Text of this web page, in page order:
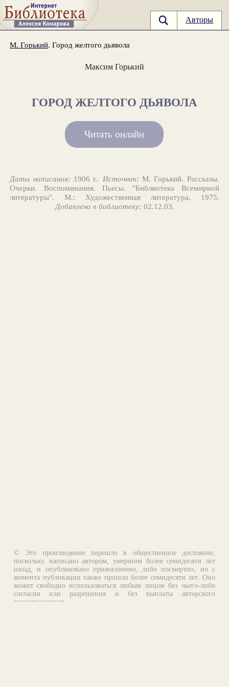
Авторы
М. Горький. Город желтого дьявола
Максим Горький
ГОРОД ЖЕЛТОГО ДЬЯВОЛА
Читать онлайн
Даты написания: 1906 г.. Источник: М. Горький. Рассказы.
Очерки. Воспоминания. Пьесы. "Библиотека Всемирной
литературы", М.: Художественная литература, 1975.
Добавлено в библиотеку: 02.12.03.
© Это произведение перешло в общественное достояние,
поскольку написано автором, умершим более семидесяти лет
назад, и опубликовано прижизненно, либо посмертно, но с
момента публикации также прошло более семидесяти лет. Оно
может свободно использоваться любым лицом без чьего-либо
согласия или разрешения и без выплаты авторского
вознаграждения.